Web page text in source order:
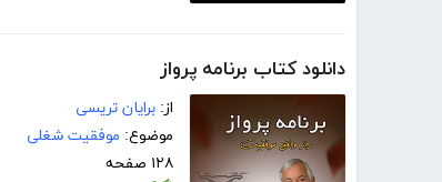
دانلود کتاب برنامه پرواز
از: برایان تریسی
موضوع: موفقیت شغلی
۱۲۸ صفحه